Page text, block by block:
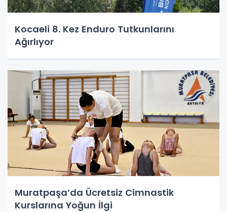
Kocaeli 8. Kez Enduro Tutkunlarını
Ağırlıyor
Muratpaşa’da Ücretsiz Cimnastik
Kurslarına Yoğun İlgi